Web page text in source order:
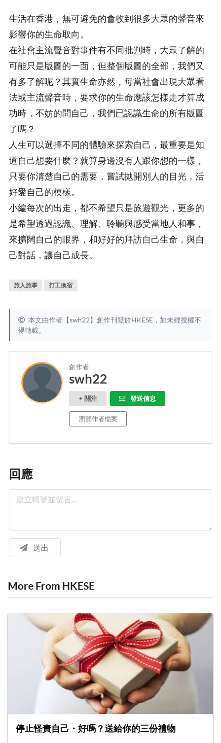
生活在香港，無可避免的會收到很多大眾的聲音來
影響你的生命取向。
在社會主流聲音對事件有不同批判時，大眾了解的
可能只是版圖的一面，但整個版圖的全部，我們又
有多了解呢？其實生命亦然，每當社會出現大眾看
法或主流聲音時，要求你的生命應該怎樣走才算成
功時，不妨的問自己，我們已認識生命的所有版圖
了嗎？
人生可以選擇不同的體驗來探索自己，最重要是知
道自己想要什麼？就算身邊沒有人跟你想的一樣，
只要你清楚自己的需要，嘗試拋開別人的目光，活
好愛自己的模樣。
小編每次的出走，都不希望只是旅遊觀光，更多的
是希望透過認識、理解、聆聽與感受當地人和事，
來擴闊自己的眼界，和好好的拜訪自己生命，與自
己對話，讓自己成長。
旅人旅事 打工換宿
本文由作者【swh22】創作刊登於HKESE，如未經授權不
得轉載。
創作者
swh22
+ 關注 發送信息
瀏覽作者檔案
回應
送出
More From HKESE
停止怪責自己・好嗎？送給你的三份禮物